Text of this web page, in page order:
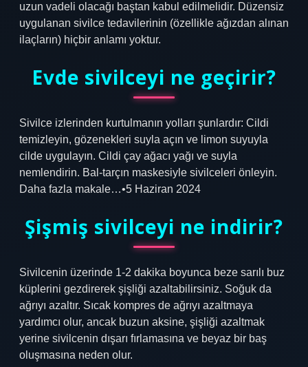
uzun vadeli olacağı baştan kabul edilmelidir. Düzensiz
uygulanan sivilce tedavilerinin (özellikle ağızdan alınan
ilaçların) hiçbir anlamı yoktur.
Evde sivilceyi ne geçirir?
Sivilce izlerinden kurtulmanın yolları şunlardır: Cildi
temizleyin, gözenekleri suyla açın ve limon suyuyla
cilde uygulayın. Cildi çay ağacı yağı ve suyla
nemlendirin. Bal-tarçın maskesiyle sivilceleri önleyin.
Daha fazla makale…•5 Haziran 2024
Şişmiş sivilceyi ne indirir?
Sivilcenin üzerinde 1-2 dakika boyunca beze sarılı buz
küplerini gezdirerek şişliği azaltabilirsiniz. Soğuk da
ağrıyı azaltır. Sıcak kompres de ağrıyı azaltmaya
yardımcı olur, ancak buzun aksine, şişliği azaltmak
yerine sivilcenin dışarı fırlamasına ve beyaz bir baş
oluşmasına neden olur.